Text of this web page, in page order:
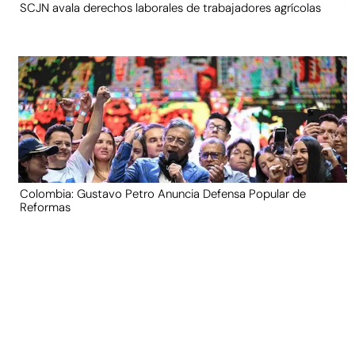
SCJN avala derechos laborales de trabajadores agrícolas
Colombia: Gustavo Petro Anuncia Defensa Popular de
Reformas